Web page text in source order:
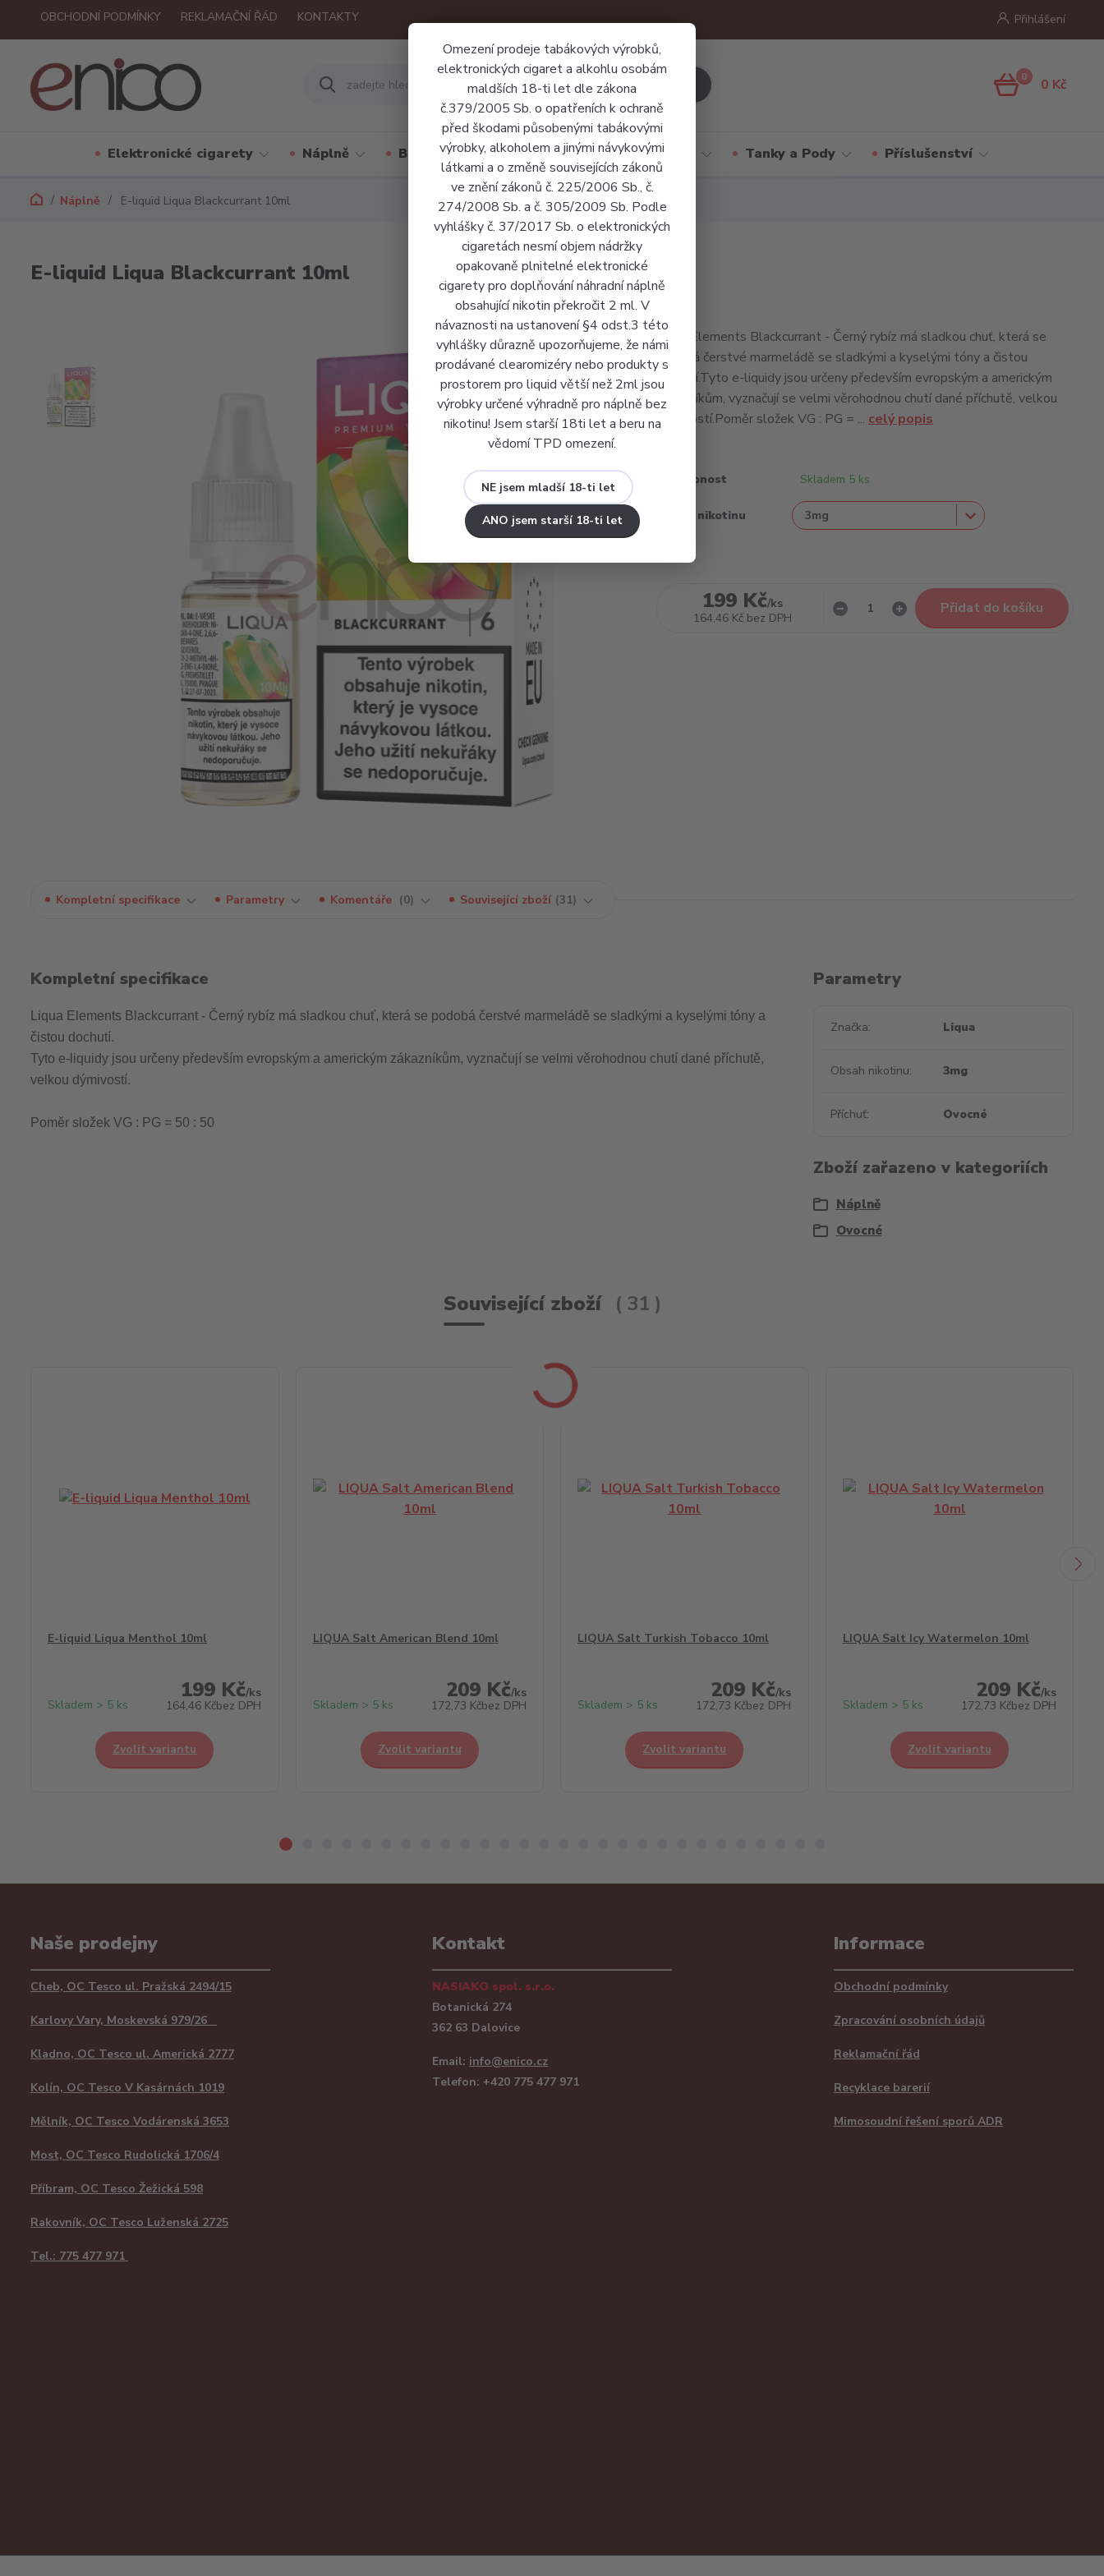
Omezení prodeje tabákových výrobků,
elektronických cigaret a alkohlu osobám
maldších 18-ti let dle zákona
č.379/2005 Sb. o opatřeních k ochraně
před škodami působenými tabákovými
výrobky, alkoholem a jinými návykovými
látkami a o změně souvisejících zákonů
ve znění zákonů č. 225/2006 Sb., č.
274/2008 Sb. a č. 305/2009 Sb. Podle
vyhlášky č. 37/2017 Sb. o elektronických
cigaretách nesmí objem nádržky
opakovaně plnitelné elektronické
cigarety pro doplňování náhradní náplně
obsahující nikotin překročit 2 ml. V
návaznosti na ustanovení §4 odst.3 této
vyhlášky důrazně upozorňujeme, že námi
prodávané clearomizéry nebo produkty s
prostorem pro liquid větší než 2ml jsou
výrobky určené výhradně pro náplně bez
nikotinu! Jsem starší 18ti let a beru na
vědomí TPD omezení.
NE jsem mladší 18-ti let
ANO jsem starší 18-ti let
OBCHODNÍ PODMÍNKY REKLAMAČNÍ ŘÁD KONTAKTY Přihlášení
0 0 Kč
Elektronické cigarety Náplně Báze a příchutě Jednorázové cigarety Tanky a Pody Příslušenství
Náplně E-liquid Liqua Blackcurrant 10ml
E-liquid Liqua Blackcurrant 10ml
Liqua Elements Blackcurrant - Černý rybíz má sladkou chuť, která se
podobá čerstvé marmeládě se sladkými a kyselými tóny a čistou
dochutí.Tyto e-liquidy jsou určeny především evropským a americkým
zákazníkům, vyznačují se velmi věrohodnou chutí dané příchutě, velkou
dýmivostí.Poměr složek VG : PG = ... celý popis
Dostupnost Skladem 5 ks
Obsah nikotinu
199 Kč/ks
164,46 Kč bez DPH
Přidat do košíku
Kompletní specifikace Parametry Komentáře 0 Související zboží 31
Kompletní specifikace
Liqua Elements Blackcurrant - Černý rybíz má sladkou chuť, která se podobá čerstvé marmeládě se sladkými a kyselými tóny a
čistou dochutí.
Tyto e-liquidy jsou určeny především evropským a americkým zákazníkům, vyznačují se velmi věrohodnou chutí dané příchutě,
velkou dýmivostí.
Poměr složek VG : PG = 50 : 50
Parametry
Značka Liqua
Obsah nikotinu 3mg
Příchuť Ovocné
Zboží zařazeno v kategoriích
Náplně
Ovocné
Související zboží 31
E-liquid Liqua Menthol 10ml
199 Kč/ks
164,46 Kčbez DPH
Skladem > 5 ks
Zvolit variantu
LIQUA Salt American Blend 10ml
209 Kč/ks
172,73 Kčbez DPH
Skladem > 5 ks
Zvolit variantu
LIQUA Salt Turkish Tobacco 10ml
209 Kč/ks
172,73 Kčbez DPH
Skladem > 5 ks
Zvolit variantu
LIQUA Salt Icy Watermelon 10ml
209 Kč/ks
172,73 Kčbez DPH
Skladem > 5 ks
Zvolit variantu
Naše prodejny
Cheb, OC Tesco ul. Pražská 2494/15
Karlovy Vary, Moskevská 979/26
Kladno, OC Tesco ul. Americká 2777
Kolín, OC Tesco V Kasárnách 1019
Mělník, OC Tesco Vodárenská 3653
Most, OC Tesco Rudolická 1706/4
Příbram, OC Tesco Žežická 598
Rakovník, OC Tesco Luženská 2725
Tel.: 775 477 971
Kontakt
NASIAKO spol. s.r.o.
Botanická 274
362 63 Dalovice
Email: info@enico.cz
Telefon: +420 775 477 971
Informace
Obchodní podmínky
Zpracování osobních údajů
Reklamační řád
Recyklace barerií
Mimosoudní řešení sporů ADR